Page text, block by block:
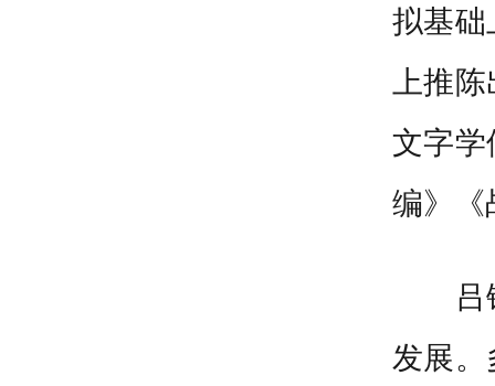
拟基础
上推
文字学
编》《
发展。